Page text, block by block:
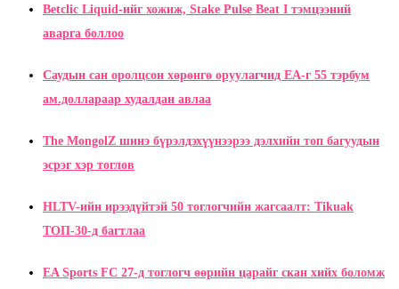
Betclic Liquid-ийг хожиж, Stake Pulse Beat I тэмцээний
аварга боллоо
Саудын сан оролцсон хөрөнгө оруулагчид EA-г 55 тэрбум
ам.доллараар худалдан авлаа
The MongolZ шинэ бүрэлдэхүүнээрээ дэлхийн топ багуудын
эсрэг хэр тоглов
HLTV-ийн ирээдүйтэй 50 тоглогчийн жагсаалт: Tikuak
ТОП-30-д багтлаа
EA Sports FC 27-д тоглогч өөрийн царайг скан хийх боломж